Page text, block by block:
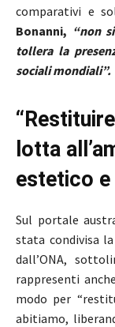
comparativi e
Bonanni, “non
tollera la
sociali mondiali”.
lotta
estetico
Sul portale
stata condivisa
dall’ONA,
rappresenti
modo per
abitiamo,